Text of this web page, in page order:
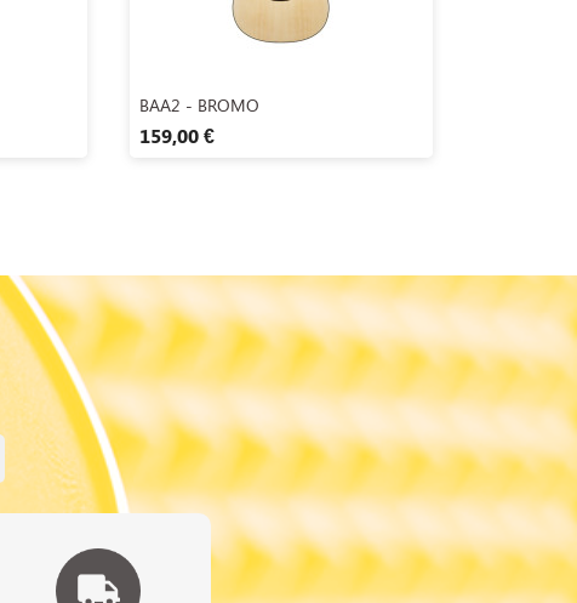
 Aperçu rapide
BAA2 - BROMO
159,00 €